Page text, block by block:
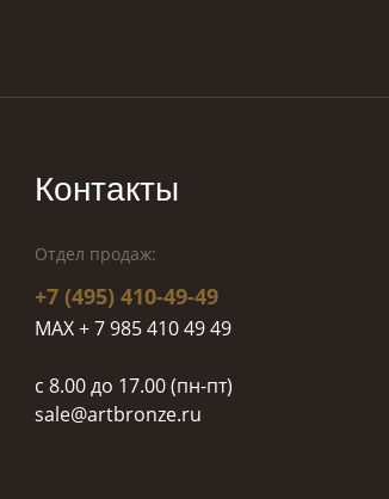
Контакты
Отдел продаж:
+7 (495) 410-49-49
MAX + 7 985 410 49 49
c 8.00 до 17.00 (пн-пт)
sale@artbronze.ru